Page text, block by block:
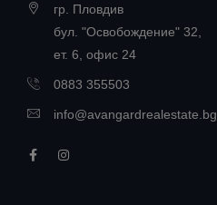
гр. Пловдив
бул. "Освобождение" 32,
ет. 6, офис 24
0883 355503
info@avangardrealestate.bg